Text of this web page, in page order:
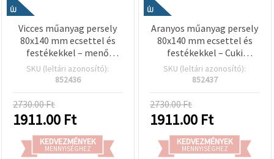
ÚJ
Vicces műanyag persely
80x140 mm ecsettel és
festékekkel – menő
idegen mintával
gyerekeknek, kreatív
festőkészlet
SKU (leltári azonosító):
852436
2730.00 Ft
1911.00 Ft
KEDVEZMÉNYEK
MENNYISÉGHEZ
ÚJ
Aranyos műanyag persely
80x140 mm ecsettel és
festékekkel – Cuki
hercegnős design
gyerekeknek, kreatív
SKU (leltári azonosító):
852437
2730.00 Ft
1911.00 Ft
KEDVEZMÉNYEK
MENNYISÉGHEZ